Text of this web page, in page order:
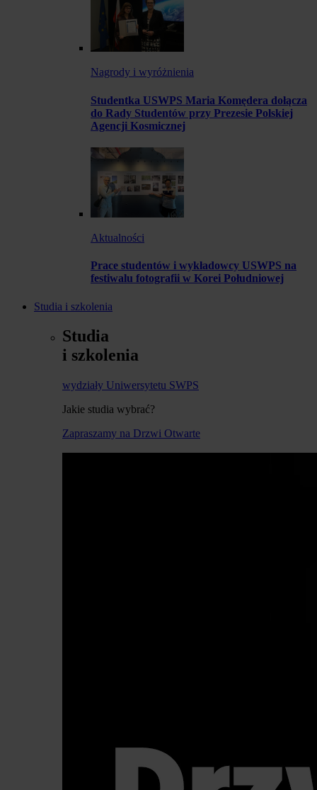
Nagrody i wyróżnienia
Studentka USWPS Maria Komędera dołącza
do Rady Studentów przy Prezesie Polskiej
Agencji Kosmicznej
Aktualności
Prace studentów i wykładowcy USWPS na
festiwalu fotografii w Korei Południowej
Studia i szkolenia
Studia
i szkolenia
wydziały Uniwersytetu SWPS
Jakie studia wybrać?
Zapraszamy na Drzwi Otwarte